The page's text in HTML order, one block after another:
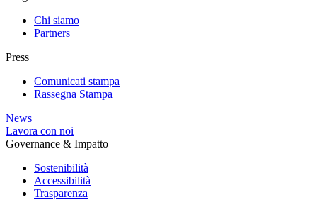
Chi siamo
Partners
Press
Comunicati stampa
Rassegna Stampa
News
Lavora con noi
Governance & Impatto
Sostenibilità
Accessibilità
Trasparenza